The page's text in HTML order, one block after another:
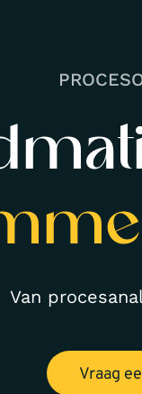
Van
Vraag